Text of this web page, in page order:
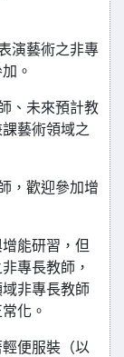
演藝術之非專
。
、未來預計教
藝術領域之
，歡迎參加增
能研習，但
專長教師，
非專長教師
化。
便服裝（以